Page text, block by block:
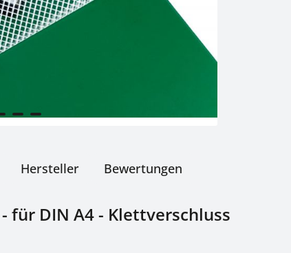
Hersteller Bewertungen
für DIN A4 - Klettverschluss